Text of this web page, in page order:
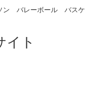
ン バレーボール バスケ
イト